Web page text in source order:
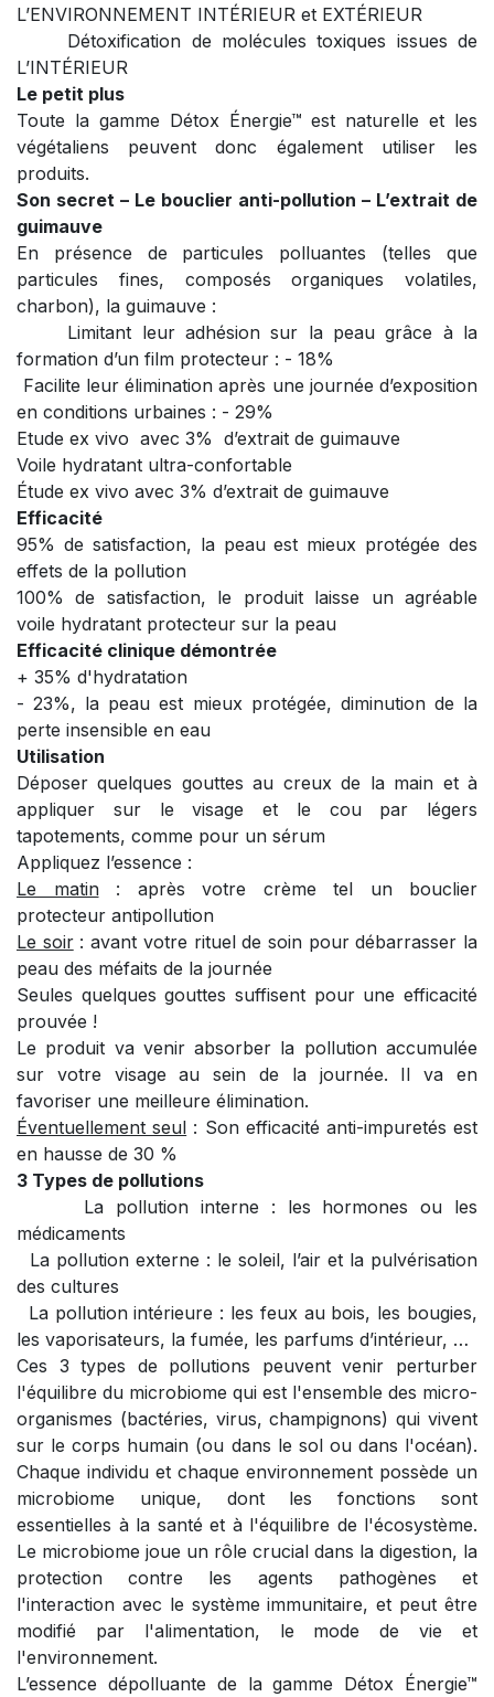
L’ENVIRONNEMENT INTÉRIEUR et EXTÉRIEUR
Détoxification de molécules toxiques issues de
L’INTÉRIEUR
Le petit plus
Toute la gamme Détox Énergie™ est naturelle et les
végétaliens peuvent donc également utiliser les
produits.
Son secret – Le bouclier anti-pollution – L’extrait de
guimauve
En présence de particules polluantes (telles que
particules fines, composés organiques volatiles,
charbon), la guimauve :
Limitant leur adhésion sur la peau grâce à la
formation d’un film protecteur : - 18%
Facilite leur élimination après une journée d’exposition
en conditions urbaines : - 29%
Etude ex vivo avec 3% d’extrait de guimauve
Voile hydratant ultra-confortable
Étude ex vivo avec 3% d’extrait de guimauve
Efficacité
95% de satisfaction, la peau est mieux protégée des
effets de la pollution
100% de satisfaction, le produit laisse un agréable
voile hydratant protecteur sur la peau
Efficacité clinique démontrée
+ 35% d'hydratation
- 23%, la peau est mieux protégée, diminution de la
perte insensible en eau
Utilisation
Déposer quelques gouttes au creux de la main et à
appliquer sur le visage et le cou par légers
tapotements, comme pour un sérum
Appliquez l’essence :
Le matin: après votre crème tel un bouclier
protecteur antipollution
Le soir: avant votre rituel de soin pour débarrasser la
peau des méfaits de la journée
Seules quelques gouttes suffisent pour une efficacité
prouvée !
Le produit va venir absorber la pollution accumulée
sur votre visage au sein de la journée. Il va en
favoriser une meilleure élimination.
Éventuellement seul : Son efficacité anti-impuretés est
en hausse de 30 %
3 Types de pollutions
La pollution interne : les hormones ou les
médicaments
La pollution externe : le soleil, l’air et la pulvérisation
des cultures
La pollution intérieure : les feux au bois, les bougies,
les vaporisateurs, la fumée, les parfums d’intérieur, …
Ces 3 types de pollutions peuvent venir perturber
l'équilibre du microbiome qui est l'ensemble des micro-
organismes (bactéries, virus, champignons) qui vivent
sur le corps humain (ou dans le sol ou dans l'océan).
Chaque individu et chaque environnement possède un
microbiome unique, dont les fonctions sont
essentielles à la santé et à l'équilibre de l'écosystème.
Le microbiome joue un rôle crucial dans la digestion, la
protection contre les agents pathogènes et
l'interaction avec le système immunitaire, et peut être
modifié par l'alimentation, le mode de vie et
l'environnement.
L’essence dépolluante de la gamme Détox Énergie™